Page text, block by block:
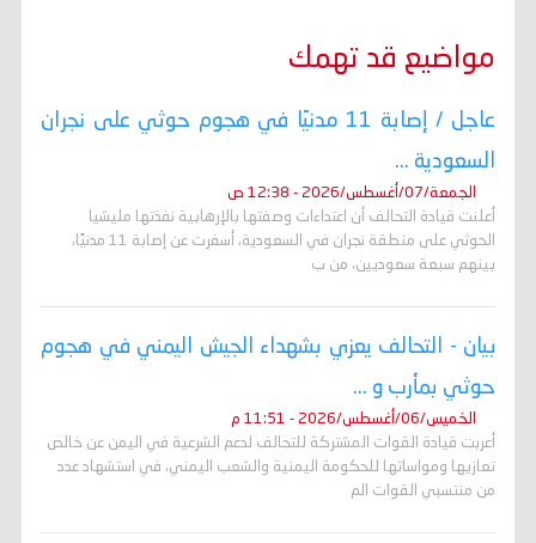
مواضيع قد تهمك
عاجل / إصابة 11 مدنيًا في هجوم حوثي على نجران
السعودية ...
الجمعة/07/أغسطس/2026 - 12:38 ص
أعلنت قيادة التحالف أن اعتداءات وصفتها بالإرهابية نفذتها مليشيا
الحوثي على منطقة نجران في السعودية، أسفرت عن إصابة 11 مدنيًا،
بينهم سبعة سعوديين، من ب
بيان - التحالف يعزي بشهداء الجيش اليمني في هجوم
حوثي بمأرب و ...
الخميس/06/أغسطس/2026 - 11:51 م
أعربت قيادة القوات المشتركة للتحالف لدعم الشرعية في اليمن عن خالص
تعازيها ومواساتها للحكومة اليمنية والشعب اليمني، في استشهاد عدد
من منتسبي القوات الم